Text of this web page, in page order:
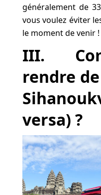
généralement de
vous voulez éviter
le moment de venir !
III.
rendre
versa) ?